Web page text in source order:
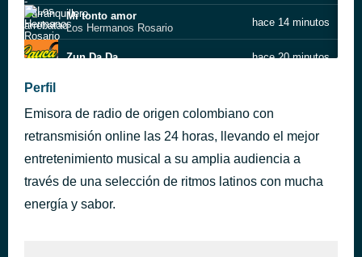
Mi tonto amor
Los Hermanos Rosario
hace 14 minutos
Zun Da Da hace 20 minutos
ERES LINDA hace 39 minutos
Perfil
Emisora de radio de origen colombiano con
retransmisión online las 24 horas, llevando el mejor
entretenimiento musical a su amplia audiencia a
través de una selección de ritmos latinos con mucha
energía y sabor.